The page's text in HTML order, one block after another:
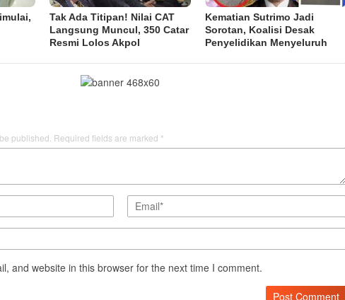
Tak Ada Titipan! Nilai CAT
Langsung Muncul, 350 Catar
Resmi Lolos Akpol
Kematian Sutrimo Jadi
Sorotan, Koalisi Desak
Penyelidikan Menyeluruh
published. Required fields are marked *
and website in this browser for the next time I comment.